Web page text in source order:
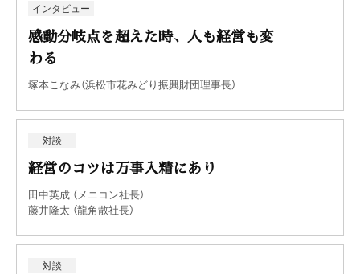
インタビュー
感動分岐点を超えた時、人も経営も変
わる
塚本こなみ（浜松市花みどり振興財団理事長）
対談
経営のコツは万事入精にあり
田中英成 （メニコン社長）
藤井隆太 （龍角散社長）
対談